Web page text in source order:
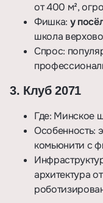
от 400 м²,
Фишка: у
школа
Спрос:
3. Клуб 2071
Где: Минское
Особенность:
комьюнити с
архитектура